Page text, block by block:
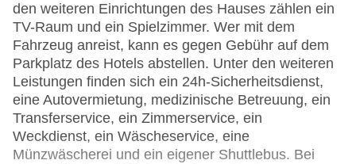
den weiteren Einrichtungen des Hauses zählen ein
TV-Raum und ein Spielzimmer. Wer mit dem
Fahrzeug anreist, kann es gegen Gebühr auf dem
Parkplatz des Hotels abstellen. Unter den weiteren
Leistungen finden sich ein 24h-Sicherheitsdienst,
eine Autovermietung, medizinische Betreuung, ein
Transferservice, ein Zimmerservice, ein
Weckdienst, ein Wäscheservice, eine
Münzwäscherei und ein eigener Shuttlebus. Bei